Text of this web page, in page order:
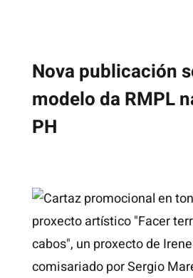
Nova publicación
modelo da RMPL
PH